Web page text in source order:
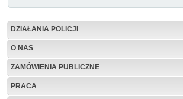
DZIAŁANIA POLICJI
O NAS
ZAMÓWIENIA PUBLICZNE
PRACA